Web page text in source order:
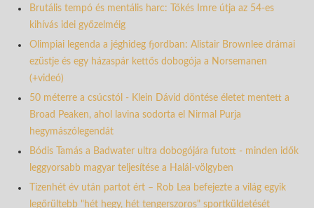
Brutális tempó és mentális harc: Tőkés Imre útja az 54-es
kihívás idei győzelméig
Olimpiai legenda a jéghideg fjordban: Alistair Brownlee drámai
ezüstje és egy házaspár kettős dobogója a Norsemanen
(+videó)
50 méterre a csúcstól - Klein Dávid döntése életet mentett a
Broad Peaken, ahol lavina sodorta el Nirmal Purja
hegymászólegendát
Bódis Tamás a Badwater ultra dobogójára futott - minden idők
leggyorsabb magyar teljesítése a Halál-völgyben
Tizenhét év után partot ért – Rob Lea befejezte a világ egyik
legőrültebb "hét hegy, hét tengerszoros" sportküldetését